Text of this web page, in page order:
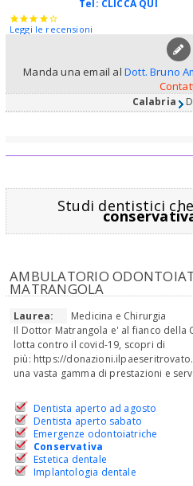
Tel: CLICCA QUI
Leggi le recensioni
Manda una email al Dott. Bruno
Calabria
Studi dentistici
AMBULATORIO
MATRANGOLA
Laurea:
Medicina e Chirurgia
Il Dottor Matrangola e' al fianco della
lotta contro il covid-19, scopri di
più: https://
una vasta gamma di prestazioni e
Dentista aperto ad agosto
Dentista aperto sabato
Emergenze odontoiatriche
Conservativa
Estetica dentale
Implantologia dentale